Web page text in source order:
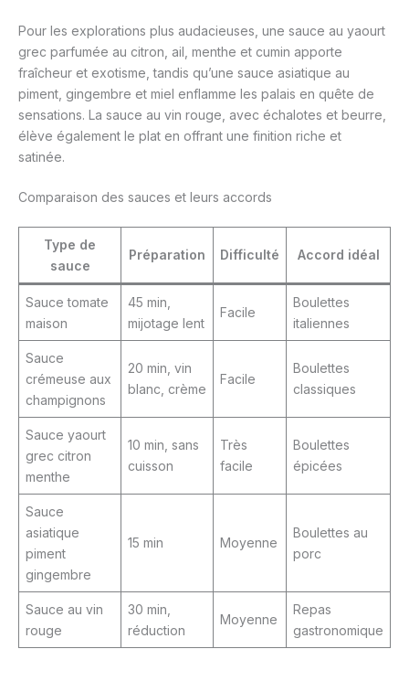
Pour les explorations plus audacieuses, une sauce au yaourt
grec parfumée au citron, ail, menthe et cumin apporte
fraîcheur et exotisme, tandis qu’une sauce asiatique au
piment, gingembre et miel enflamme les palais en quête de
sensations. La sauce au vin rouge, avec échalotes et beurre,
élève également le plat en offrant une finition riche et
satinée.
Comparaison des sauces et leurs accords
Type de
sauce
Préparation Difficulté Accord idéal
Sauce tomate
maison
45 min,
mijotage lent
Facile
Boulettes
italiennes
Sauce
crémeuse aux
champignons
20 min, vin
blanc, crème
Facile
Boulettes
classiques
Sauce yaourt
grec citron
menthe
10 min, sans
cuisson
Très
facile
Boulettes
épicées
Sauce
asiatique
piment
gingembre
15 min Moyenne
Boulettes au
porc
Sauce au vin
rouge
30 min,
réduction
Moyenne
Repas
gastronomique